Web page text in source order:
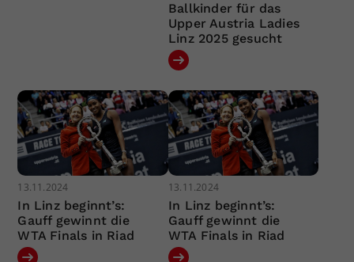
Ballkinder für das
Upper Austria Ladies
Linz 2025 gesucht
13.11.2024
In Linz beginnt’s:
Gauff gewinnt die
WTA Finals in Riad
13.11.2024
In Linz beginnt’s:
Gauff gewinnt die
WTA Finals in Riad